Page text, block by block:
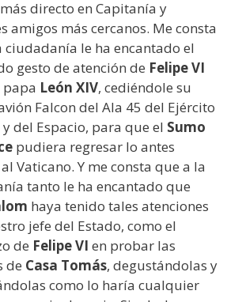
directo en Capitanía y
amigos más cercanos. Me consta
ciudadanía le ha encantado el
gesto de atención de Felipe VI
papa León XIV, cediéndole su
Falcon del Ala 45 del Ejército
del Espacio, para que el Sumo
pudiera regresar lo antes
Vaticano. Y me consta que a la
tanto le ha encantado que
haya tenido tales atenciones
jefe del Estado, como el
de Felipe VI en probar las
de Casa Tomás, degustándolas y
como lo haría cualquier